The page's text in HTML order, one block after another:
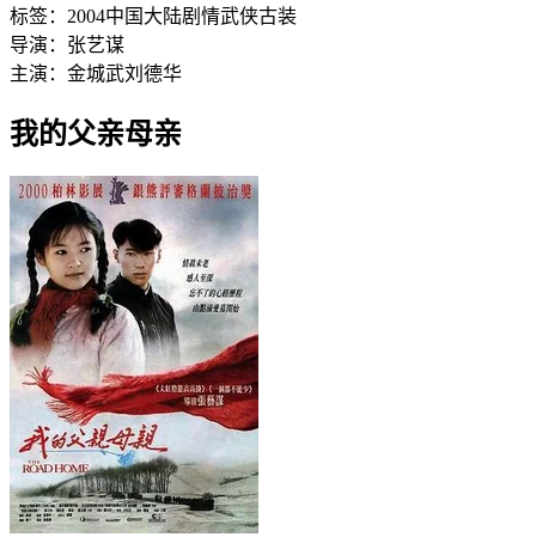
标签： 2004中国大陆剧情武侠古装
导演： 张艺谋
主演： 金城武刘德华
我的父亲母亲